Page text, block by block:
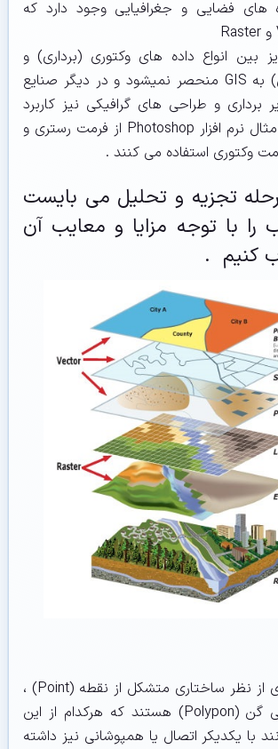
های فضایی و جغرافیایی وجود دارد که
بین انواع داده های وکتوری (برداری) و
رستری (شطرنجی) به GIS منحصر نمیشود و در دیگر صنایع
برداری و طراحی های گرافیکی نیز کاربرد
دارند . به عنوان مثال نرم افزار Photoshop از فرمت رستری و
تجزیه و تحلیل می بایست
با توجه مزایا و معایب آن
کنیم .
نقشه های وکتوری از نظر ساختاری متشکل از نقطه (Point) ،
خط (Line) و پلی گن (Polypon) هستند که هرکدام از این
با یکدیکر اتصال یا همپوشانی نیز داشته